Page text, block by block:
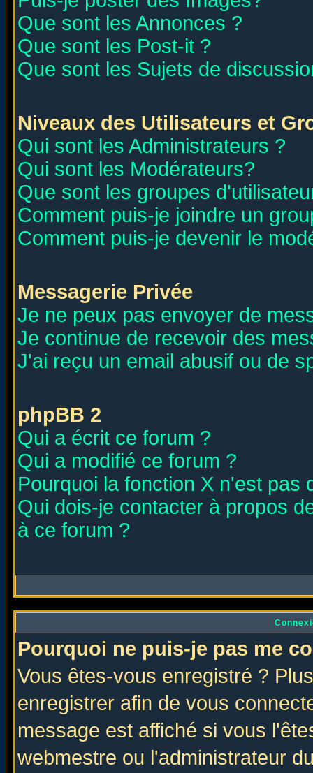
Que sont les Annonces ?
Que sont les Post-it ?
Que sont les Sujets de
Niveaux des Utilisateurs et
Qui sont les Administrateurs ?
Qui sont les Modérateurs?
Que sont les groupes
Comment puis-je joindre un
Comment puis-je devenir le
Messagerie Privée
Je ne peux pas envoyer de
Je continue de recevoir des
J'ai reçu un email abusif ou de
phpBB 2
Qui a écrit ce forum ?
Qui a modifié ce forum ?
Pourquoi la fonction X n'est pas
Qui dois-je contacter à propos
à ce forum ?
Pourquoi ne puis-je pas me
Vous êtes-vous enregistré ?
enregistrer afin de vous
message est affiché si vous
webmestre ou l'administrateur